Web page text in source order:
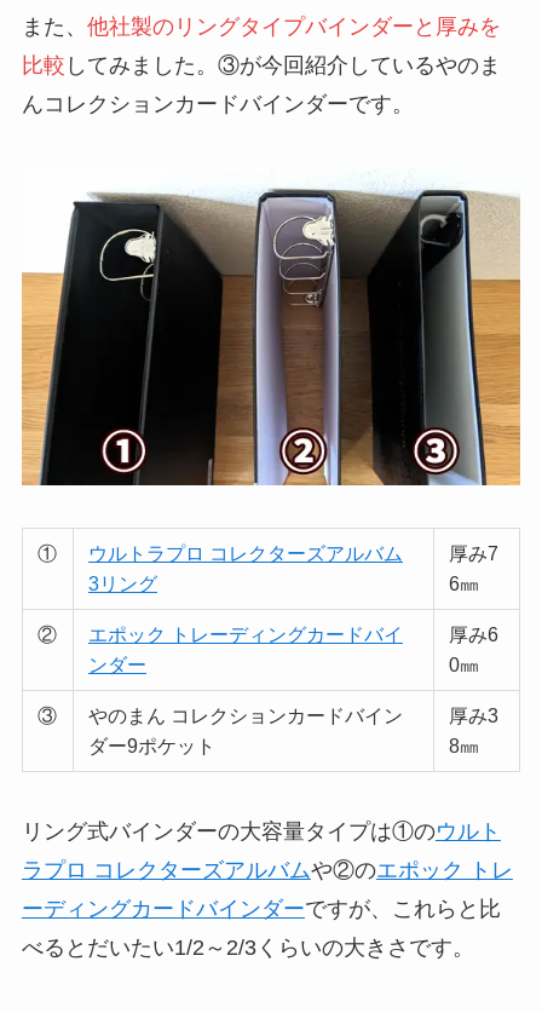
また、 他社製のリングタイプバインダーと厚みを
比較 してみました。③が今回紹介しているやのま
んコレクションカードバインダーです。
①
ウルトラプロ コレクターズアルバム
3リング
厚み7
6㎜
②
エポック トレーディングカードバイ
ンダー
厚み6
0㎜
③
やのまん コレクションカードバイン
ダー9ポケット
厚み3
8㎜
リング式バインダーの大容量タイプは①のウルト
ラプロ コレクターズアルバムや②のエポック トレ
ーディングカードバインダーですが、これらと比
べるとだいたい1/2～2/3くらいの大きさです。